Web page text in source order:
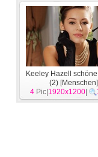
Keeley Hazell
(2) [Menschen]
4 Pic| 1920x1200